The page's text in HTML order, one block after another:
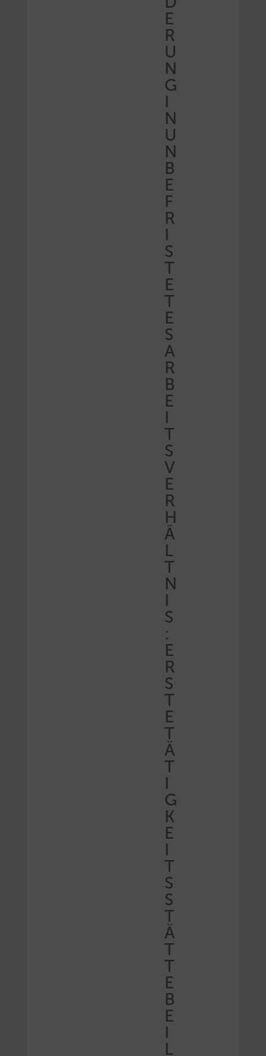
E
R
U
N
G
I
N
U
N
B
E
F
R
I
S
T
E
T
E
S
A
R
B
E
I
T
S
V
E
R
H
Ä
L
T
N
I
S
:
E
R
S
T
E
T
Ä
T
I
G
K
E
I
T
S
S
T
Ä
T
T
E
B
E
I
L